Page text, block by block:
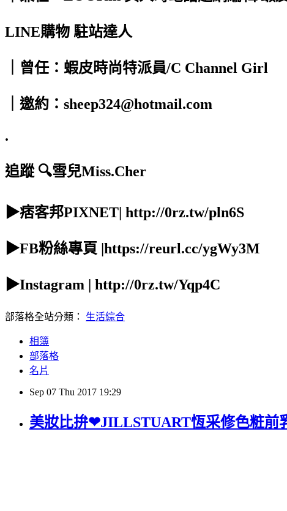
LINE購物 駐站達人
｜曾任：蝦皮時尚特派員/C Channel Girl
｜邀約：sheep324@hotmail.com
.
追蹤 🔍雪兒Miss.Cher
▶痞客邦PIXNET| http://0rz.tw/pln6S
▶FB粉絲專頁 |https://reurl.cc/ygWy3M
▶Instagram | http://0rz.tw/Yqp4C
部落格全站分類： 生活綜合
相簿
部落格
名片
Sep 07 Thu 2017 19:29
美妝比拚❤JILLSTUART恆采修色粧前